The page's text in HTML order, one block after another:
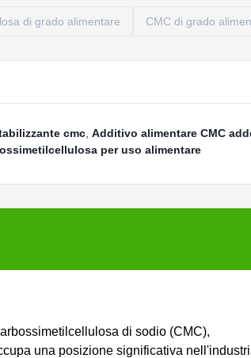
di grado alimentare CMC di grado
cmc Additivo alimentare CMC
per uso alimentare
di sodio (CMC),
una posizione significativa